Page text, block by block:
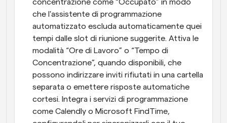
concentrazione come “Occupato” in modo
che l'assistente di programmazione
automatizzato escluda automaticamente quei
tempi dalle slot di riunione suggerite. Attiva le
modalità “Ore di Lavoro” o “Tempo di
Concentrazione”, quando disponibili, che
possono indirizzare inviti rifiutati in una cartella
separata o emettere risposte automatiche
cortesi. Integra i servizi di programmazione
come Calendly o Microsoft FindTime,